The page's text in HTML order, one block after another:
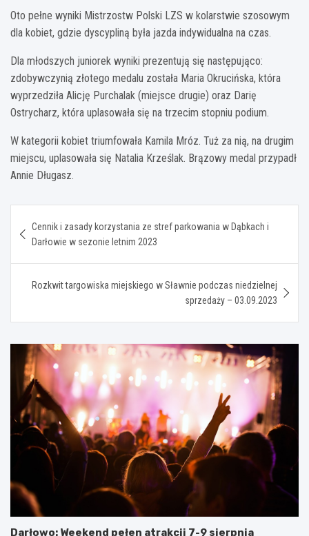
Oto pełne wyniki Mistrzostw Polski LZS w kolarstwie szosowym
dla kobiet, gdzie dyscypliną była jazda indywidualna na czas.
Dla młodszych juniorek wyniki prezentują się następująco:
zdobywczynią złotego medalu została Maria Okrucińska, która
wyprzedziła Alicję Purchalak (miejsce drugie) oraz Darię
Ostrycharz, która uplasowała się na trzecim stopniu podium.
W kategorii kobiet triumfowała Kamila Mróz. Tuż za nią, na drugim
miejscu, uplasowała się Natalia Krześlak. Brązowy medal przypadł
Annie Długasz.
wpisu
Cennik i zasady korzystania ze stref parkowania w Dąbkach i
Darłowie w sezonie letnim 2023
Rozkwit targowiska miejskiego w Sławnie podczas niedzielnej
sprzedaży – 03.09.2023
Darłowo: Weekend pełen atrakcji 7-9 sierpnia